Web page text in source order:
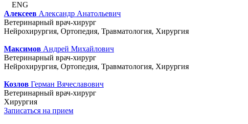
ENG
Алексеев Александр Анатольевич
Ветеринарный врач-хирург
Нейрохирургия, Ортопедия, Травматология, Хирургия
Максимов Андрей Михайлович
Ветеринарный врач-хирург
Нейрохирургия, Ортопедия, Травматология, Хирургия
Козлов Герман Вячеславович
Ветеринарный врач-хирург
Хирургия
Записаться на прием